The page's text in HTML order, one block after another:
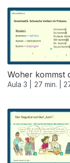
Woher kommst
Aula 3 | 27 min. |